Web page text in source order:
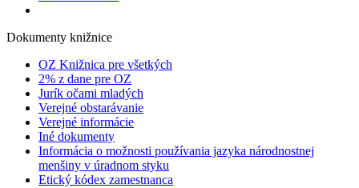
Dokumenty knižnice
OZ Knižnica pre všetkých
2% z dane pre OZ
Jurík očami mladých
Verejné obstarávanie
Verejné informácie
Iné dokumenty
Informácia o možnosti používania jazyka národnostnej
menšiny v úradnom styku
Etický kódex zamestnanca